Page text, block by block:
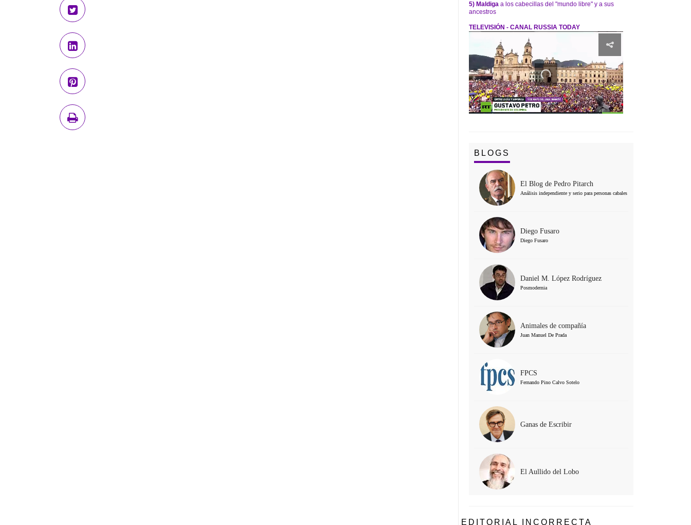
5) Maldiga a los cabecillas del "mundo libre" y a sus
ancestros
TELEVISIÓN - CANAL RUSSIA TODAY
BLOGS
El Blog de Pedro Pitarch
Análisis independiente y serio para personas cabales
Diego Fusaro
Diego Fusaro
Daniel M. López Rodríguez
Posmodernia
Animales de compañía
Juan Manuel De Prada
FPCS
Fernando Pino Calvo Sotelo
Ganas de Escribir
El Aullido del Lobo
EDITORIAL INCORRECTA